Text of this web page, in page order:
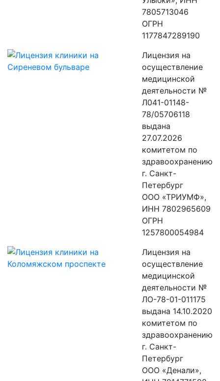
7805713046
ОГРН
1177847289190
Лицензия на
осуществление
медицинской
деятельности №
Л041-01148-
78/05706118
выдана
27.07.2026
комитетом по
здравоохранению
г. Санкт-
Петербург
ООО «ТРИУМФ»,
ИНН 7802965609
ОГРН
1257800054984
Лицензия на
осуществление
медицинской
деятельности №
ЛО-78-01-011175
выдана 14.10.2020
комитетом по
здравоохранению
г. Санкт-
Петербург
ООО «Денали»,